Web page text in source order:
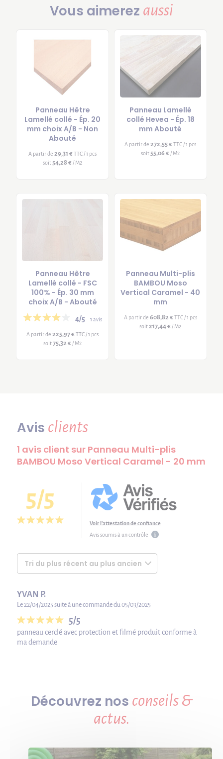
Vous aimerez aussi
Panneau Hêtre
Lamellé collé - Ép. 20
mm choix A/B - Non
Abouté
A partir de29,31 € TTC / 1 pcs
soit 54,28 € / M2
Panneau Lamellé
collé Hevea - Ép. 18
mm Abouté
A partir de272,55 € TTC / 1 pcs
soit 55,06 € / M2
Panneau Hêtre
Lamellé collé - FSC
100% - Ép. 30 mm
choix A/B - Abouté
4/5 1 avis
A partir de225,97 € TTC / 1 pcs
soit75,32 € / M2
Panneau Multi-plis
BAMBOU Moso
Vertical Caramel - 40
mm
A partir de 608,82 € TTC / 1 pcs
soit217,44 € / M2
Avis clients
1 avis client sur Panneau Multi-plis
BAMBOU Moso Vertical Caramel - 20 mm
5/5
Voir l'attestation de confiance
Avis soumis à un contrôle
YVAN P.
Le 22/04/2025 suite à une commande du 05/03/2025
5/5
panneau cerclé avec protection et filmé produit conforme à
ma demande
Découvrez nos conseils &
actus.